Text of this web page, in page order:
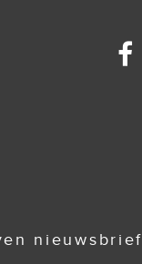
nieuwsbrief